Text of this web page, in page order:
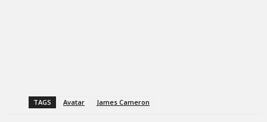
TAGS Avatar James Cameron